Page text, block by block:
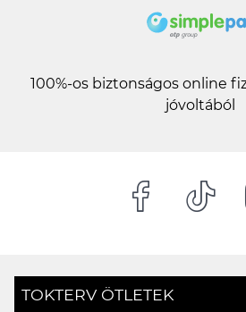
100%-os biztonságos online
jóvoltából
TOKTERV ÖTLETEK